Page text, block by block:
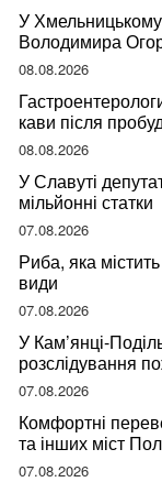
У
Володимира
08.08.2026
кави після
08.08.2026
У Славуті
мільйонні статки
07.08.2026
Риба, яка
види
07.08.2026
У Кам’янці-
розслідування
07.08.2026
Комфортні
та інших міст
07.08.2026